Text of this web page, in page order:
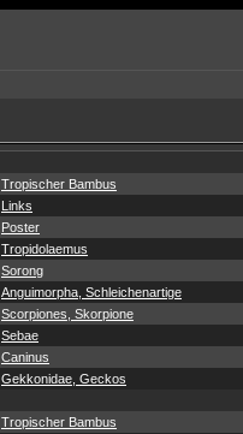
Tropischer Bambus
Links
Poster
Tropidolaemus
Sorong
Anguimorpha, Schleichenartige
Scorpiones, Skorpione
Sebae
Caninus
Gekkonidae, Geckos
Tropischer Bambus